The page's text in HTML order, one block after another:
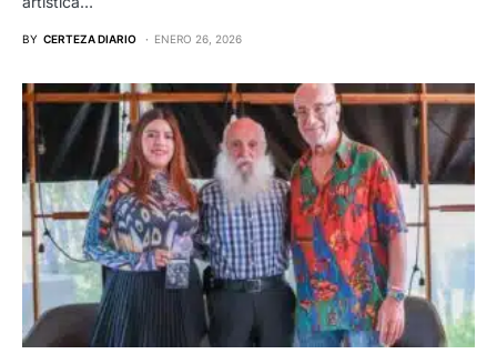
BY CERTEZA DIARIO ENERO 26, 2026